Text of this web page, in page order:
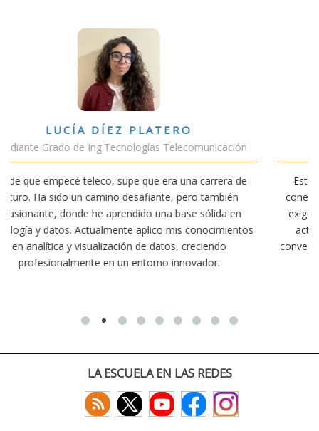
de
VÍCTOR SÁNCHEZ VALENCIA
Estudiante Doble Grado Teleco-ADE
Estudiar teleco me ha permitido comprender cómo la
conectividad afecta nuestra vida diaria. Aunque la
exige esfuerzo, he dedicado parte de mi tiempo a otras
actividades como el salvamento y socorrismo. Estoy
convencido de que elegir teleco ha sido una de las
decisiones que he tomado.
LA ESCUELA EN LAS REDES